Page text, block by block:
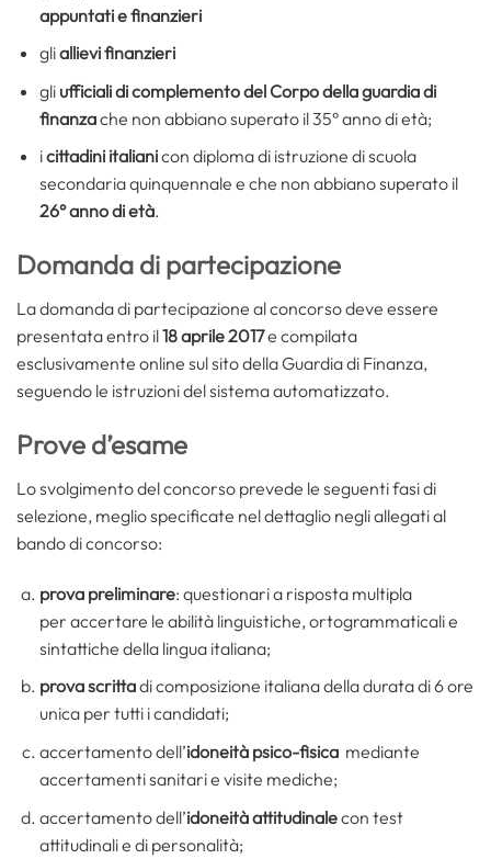
appuntati e finanzieri
gliallievi finanzieri
gli ufficiali di complemento del Corpo della guardia di
finanzache non abbiano superato il 35° anno di età;
icittadini italianicon diploma di istruzione di scuola
secondaria quinquennale e che non abbiano superato il
26° anno di età.
Domanda di partecipazione
La domanda di partecipazione al concorso deve essere
presentata entro il18 aprile 2017e compilata
esclusivamente online sul sito della Guardia di Finanza,
seguendo le istruzioni del sistema automatizzato.
Prove d’esame
Lo svolgimento del concorso prevede le seguenti fasi di
selezione, meglio specificate nel dettaglio negli allegati al
bando di concorso:
prova preliminare: questionari a risposta multipla
per accertare le abilità linguistiche, ortogrammaticali e
sintattiche della lingua italiana;
prova scrittadi composizione italiana della durata di 6 ore
unica per tutti i candidati;
accertamento dell’idoneità psico-fisicamediante
accertamenti sanitari e visite mediche;
accertamento dell’idoneitàattitudinalecon test
attitudinali e di personalità;